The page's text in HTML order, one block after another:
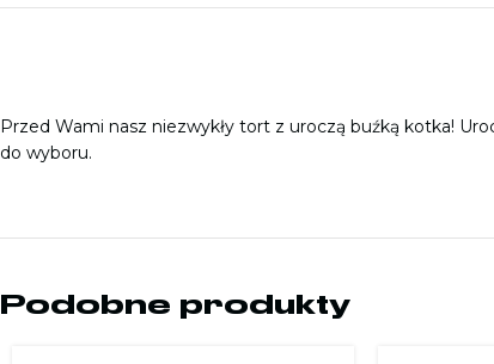
Przed Wami nasz niezwykły tort z uroczą buźką kotka!
do wyboru.
Podobne produkty